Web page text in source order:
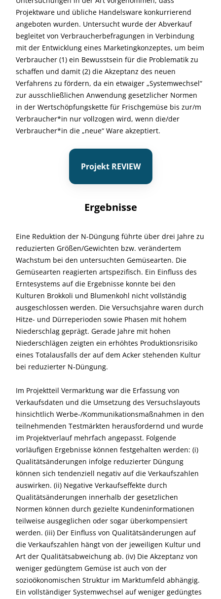
Projektware und übliche Handelsware konkurrierend
angeboten wurden. Untersucht wurde der Abverkauf
begleitet von Verbraucherbefragungen in Verbindung
mit der Entwicklung eines Marketingkonzeptes, um beim
Verbraucher (1) ein Bewusstsein für die Problematik zu
schaffen und damit (2) die Akzeptanz des neuen
Verfahrens zu fördern, da ein etwaiger „Systemwechsel“
zur ausschließlichen Anwendung gesetzlicher Normen
in der Wertschöpfungskette für Frischgemüse bis zur/m
Verbraucher*in nur vollzogen wird, wenn die/der
Verbraucher*in die „neue“ Ware akzeptiert.
Projekt REVIEW
Ergebnisse
Eine Reduktion der N-Düngung führte über drei Jahre zu
reduzierten Größen/Gewichten bzw. verändertem
Wachstum bei den untersuchten Gemüsearten. Die
Gemüsearten reagierten artspezifisch. Ein Einfluss des
Erntesystems auf die Ergebnisse konnte bei den
Kulturen Brokkoli und Blumenkohl nicht vollständig
ausgeschlossen werden. Die Versuchsjahre waren durch
Hitze- und Dürreperioden sowie Phasen mit hohem
Niederschlag geprägt. Gerade Jahre mit hohen
Niederschlägen zeigten ein erhöhtes Produktionsrisiko
eines Totalausfalls der auf dem Acker stehenden Kultur
bei reduzierter N-Düngung.
Im Projektteil Vermarktung war die Erfassung von
Verkaufsdaten und die Umsetzung des Versuchslayouts
hinsichtlich Werbe-/Kommunikationsmaßnahmen in den
teilnehmenden Testmärkten herausfordernd und wurde
im Projektverlauf mehrfach angepasst. Folgende
vorläufigen Ergebnisse können festgehalten werden: (i)
Qualitätsänderungen infolge reduzierter Düngung
können sich tendenziell negativ auf die Verkaufszahlen
auswirken. (ii) Negative Verkaufseffekte durch
Qualitätsänderungen innerhalb der gesetzlichen
Normen können durch gezielte Kundeninformationen
teilweise ausgeglichen oder sogar überkompensiert
werden. (iii) Der Einfluss von Qualitätsänderungen auf
die Verkaufszahlen hängt von der jeweiligen Kultur und
Art der Qualitätsabweichung ab. (iv) Die Akzeptanz von
weniger gedüngtem Gemüse ist auch von der
sozioökonomischen Struktur im Marktumfeld abhängig.
Ein vollständiger Systemwechsel auf weniger gedüngtes